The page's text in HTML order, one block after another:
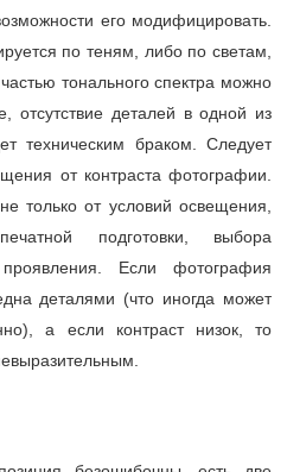
его модифицировать.
по теням, либо по светам,
тонального спектра можно
отсутствие деталей в одной из
техническим браком. Следует
от контраста фотографии.
только от условий освещения,
подготовки, выбора
Если фотография
деталями (что иногда может
а если контраст низок, то